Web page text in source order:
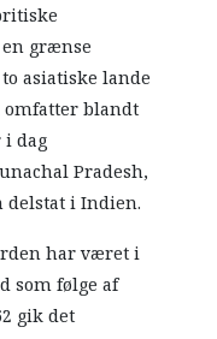
grænse
asiatiske lande
blandt
i dag
Pradesh,
delstat i Indien.
har været i
som følge af
gik det